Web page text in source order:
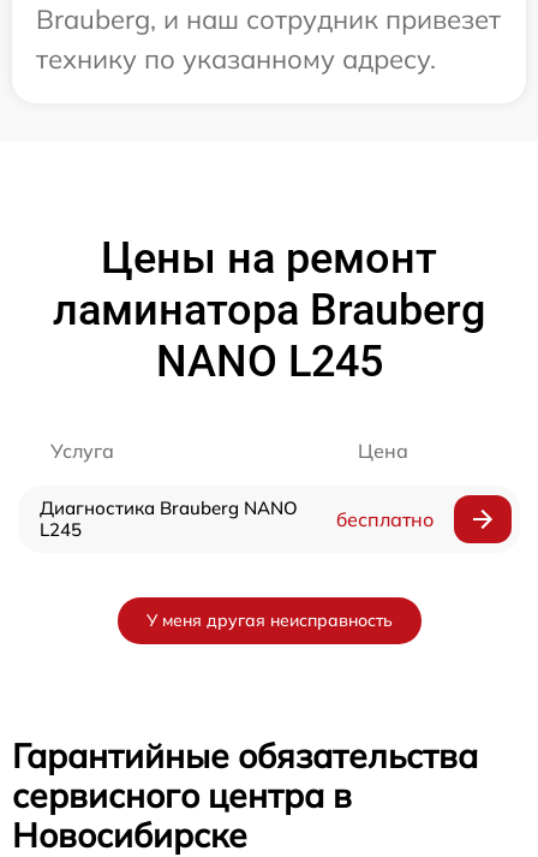
Brauberg, и наш сотрудник привезет
технику по указанному адресу.
Цены на ремонт
ламинатора Brauberg
NANO L245
Услуга Цена
Диагностика Brauberg NANO
L245
бесплатно
У меня другая неисправность
Гарантийные обязательства
сервисного центра в
Новосибирске